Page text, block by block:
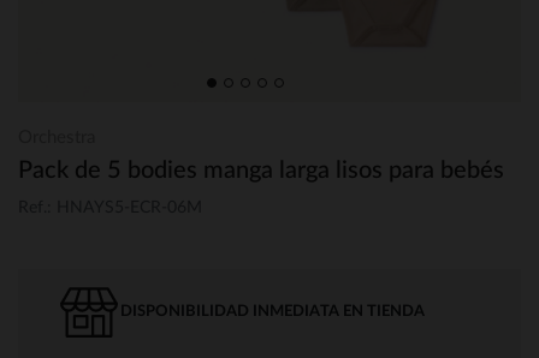
Pack de 5 bodies manga larga lisos para bebés
DISPONIBILIDAD INMEDIATA EN TIENDA